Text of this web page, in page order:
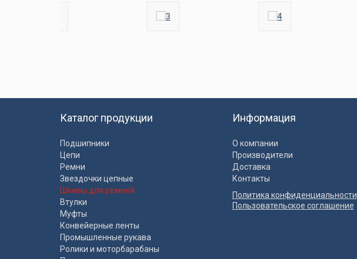
Каталог продукции
Подшипники
Цепи
Ремни
Звездочки цепные
Шкивы для ремней
Втулки
Муфты
Конвейерные ленты
Промышленные рукава
Ролики и моторбарабаны
Информация
О компании
Производители
Доставка
Контакты
Политика конфиденциальности
Пользовательское соглашение